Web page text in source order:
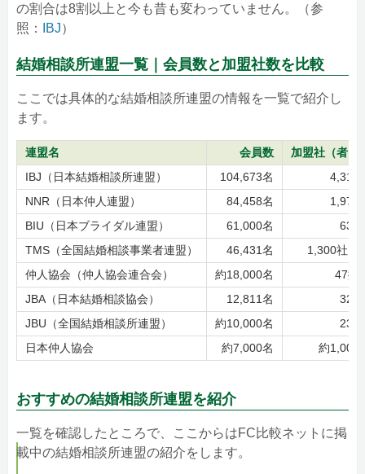
の割合は8割以上と今も昔も変わっていません。（参
照：
IBJ）
結婚相談所連盟一覧｜会員数と加盟社数を比較
ここでは具体的な結婚相談所連盟の情報を一覧で紹介し
ます。
連盟名 会員数
加盟社（者）
IBJ（日本結婚相談所連盟）
104,673名
4,317
NNR（日本仲人連盟）
84,458名
1,976
BIU（日本ブライダル連盟）
61,000名
635
TMS（全国結婚相談事業者連盟）
46,431名
1,300社以
仲人協会（仲人協会連合会）
約18,000名
47拠
JBA（日本結婚相談協会）
12,811名
320
JBU（全国結婚相談所連盟）
約10,000名
231
日本仲人協会
約7,000名 約1,000
おすすめの結婚相談所連盟を紹介
一覧を確認したところで、ここからはFC比較ネットに掲
載中の結婚相談所連盟の紹介をします。